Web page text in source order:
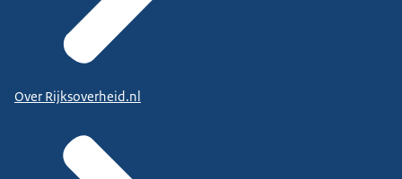
Over Rijksoverheid.nl